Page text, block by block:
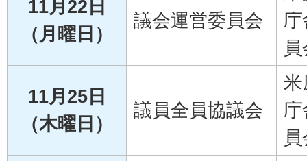
11月22日
（月曜日）
議会運営委員会
庁
11月25日
（木曜日）
議員全員協議会
米
庁